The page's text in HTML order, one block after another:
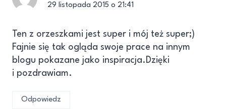
29 listopada 2015 o 21:41
Ten z orzeszkami jest super i mój też super;)
Fajnie się tak ogląda swoje prace na innym
blogu pokazane jako inspiracja.Dzięki
i pozdrawiam.
Odpowiedz